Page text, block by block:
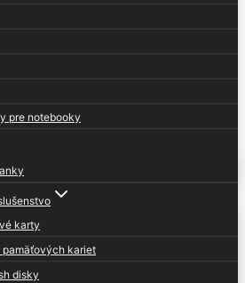
pre notebooky
karty
kariet
disky